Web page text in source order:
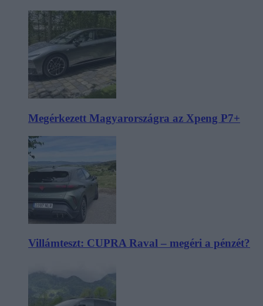
Megérkezett Magyarországra az Xpeng P7+
Villámteszt: CUPRA Raval – megéri a pénzét?